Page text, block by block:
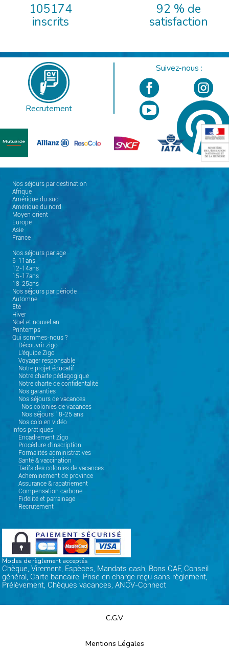
105174
inscrits
92 % de
satisfaction
Recrutement
Suivez-nous :
Nos séjours par destination
Afrique
Amérique du sud
Amérique du nord
Moyen orient
Europe
Asie
France
Nos séjours par age
6-11ans
12-14ans
15-17ans
18-25ans
Nos séjours par période
Automne
Eté
Hiver
Noel et nouvel an
Printemps
Qui sommes-nous ?
Découvrir zigo
L'équipe Zigo
Voyager responsable
Notre projet éducatif
Notre charte pédagogique
Notre charte de confidentalité
Nos garanties
Nos séjours de vacances
Nos colonies de vacances
Nos séjours 18-25 ans
Nos colo en vidéo
Infos pratiques
Encadrement Zigo
Procédure d'inscription
Formalités administratives
Santé & vaccination
Tarifs des colonies de vacances
Acheminement de province
Assurance & rapatriement
Compensation carbone
Fidélité et parrainage
Recrutement
Modes de règlement acceptés
Chèque, Virement, Espèces, Mandats cash, Bons CAF, Conseil
général, Carte bancaire, Prise en charge reçu sans règlement,
Prélèvement, Chèques vacances, ANCV-Connect
C.G.V
Mentions Légales